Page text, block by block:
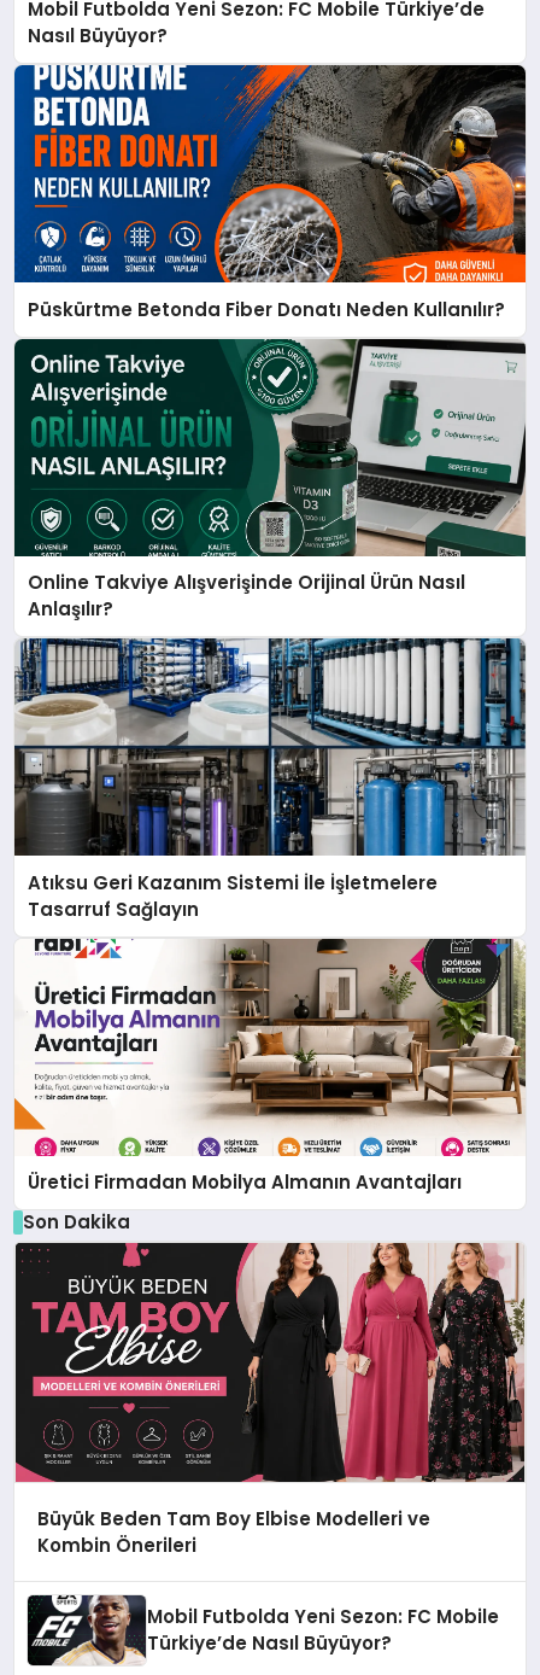
Mobil Futbolda Yeni Sezon: FC Mobile Türkiye’de
Nasıl Büyüyor?
Püskürtme Betonda Fiber Donatı Neden Kullanılır?
Online Takviye Alışverişinde Orijinal Ürün Nasıl
Anlaşılır?
Atıksu Geri Kazanım Sistemi İle İşletmelere
Tasarruf Sağlayın
Üretici Firmadan Mobilya Almanın Avantajları
Son Dakika
Büyük Beden Tam Boy Elbise Modelleri ve
Kombin Önerileri
Mobil Futbolda Yeni Sezon: FC Mobile
Türkiye’de Nasıl Büyüyor?